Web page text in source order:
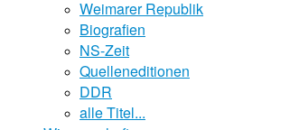
Weimarer Republik
Biografien
NS-Zeit
Quelleneditionen
DDR
alle Titel...